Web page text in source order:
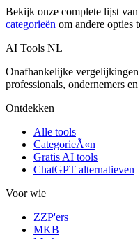
Bekijk onze complete lijst van
categorieën om andere opties
AI Tools NL
Onafhankelijke
professionals, ondernemers
Ontdekken
Alle tools
CategorieÃ«n
Gratis AI tools
ChatGPT alternatieven
Voor wie
ZZP'ers
MKB